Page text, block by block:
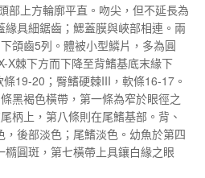
部上方輪廓平直。吻尖，但不延長為
具細鋸齒；鰓蓋膜與峽部相連。兩
頜齒5列。體被小型鱗片，多為圓
X棘下方而下降至背鰭基底末緣下
19-20；臀鰭硬棘III，軟條16-17。
黑褐色橫帶，第一條為窄於眼徑之
柄上，第八條則在尾鰭基部。背、
後部淡色；尾鰭淡色。幼魚於第四
圓斑，第七橫帶上具鑲白緣之眼